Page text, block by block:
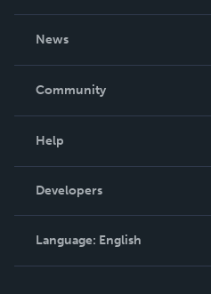
News
In The News
Community
Podcast
Help
Order Lookup
Knowledge Base
Contact Support
Developers
Language: English